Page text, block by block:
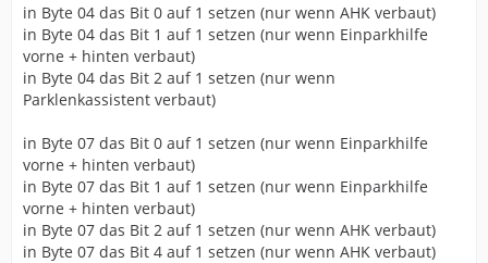
in Byte 04 das Bit 0 auf 1 setzen (nur wenn AHK verbaut)
in Byte 04 das Bit 1 auf 1 setzen (nur wenn Einparkhilfe
vorne + hinten verbaut)
in Byte 04 das Bit 2 auf 1 setzen (nur wenn
Parklenkassistent verbaut)
in Byte 07 das Bit 0 auf 1 setzen (nur wenn Einparkhilfe
vorne + hinten verbaut)
in Byte 07 das Bit 1 auf 1 setzen (nur wenn Einparkhilfe
vorne + hinten verbaut)
in Byte 07 das Bit 2 auf 1 setzen (nur wenn AHK verbaut)
in Byte 07 das Bit 4 auf 1 setzen (nur wenn AHK verbaut)